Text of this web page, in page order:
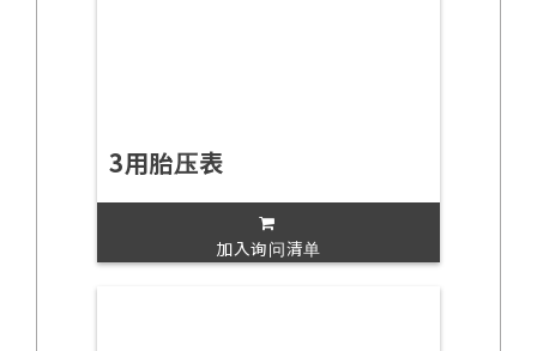
3用胎压表
加入询问清单